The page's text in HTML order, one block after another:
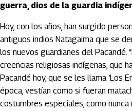
guerra, dios de la guardia
Hoy, con los años, han surgido
antiguos indios Natagaima que se
los nuevos guardianes del Pacandé.
creencias religiosas indígenas, que
Pacandé hoy, que se les llama ‘Los
época, vestían como si fueran
costumbres especiales, como